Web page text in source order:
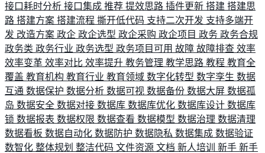
接口耗时分析 接口集成 推荐 提效思路 插件更新 搭建 搭建思
路 搭建方案 搭建流程 撕开低代码 支持二次开发 支持多端开
发 改造方案 政企 政企选型 政企采购 政企项目 政务 政务合规
政务类 政务行业 政务选型 政务项目可用 故障 故障排查 效率
效率变革 效率对比 效率提升 教务管理 教学思路 教程 教育全
覆盖 教育机构 教育行业 教育领域 数字化转型 数字孪生 数据
互通 数据保护 数据分析 数据可视 数据备份 数据大屏 数据孤
岛 数据安全 数据对接 数据库 数据库优化 数据库设计 数据库
锁 数据报表 数据权限 数据查看 数据模型 数据治理 数据清理
数据看板 数据自动化 数据防护 数据隐私 数据集成 数据验证
数智化 整体规划 整洁代码 文件资源 文档 新人培训 新手 新手